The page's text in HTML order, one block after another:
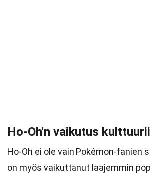
Ho-Oh'n vaikutus
Ho-Oh ei ole vain Pokémon-fanien
on myös vaikuttanut laajemmin